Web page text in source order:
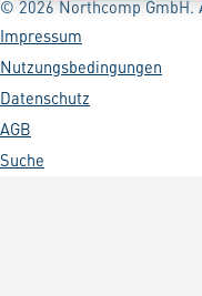
© 2026 Northcomp GmbH.
Impressum
Nutzungsbedingungen
Datenschutz
AGB
Suche